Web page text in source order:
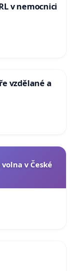
v nemocnici
vzdělané a
v České